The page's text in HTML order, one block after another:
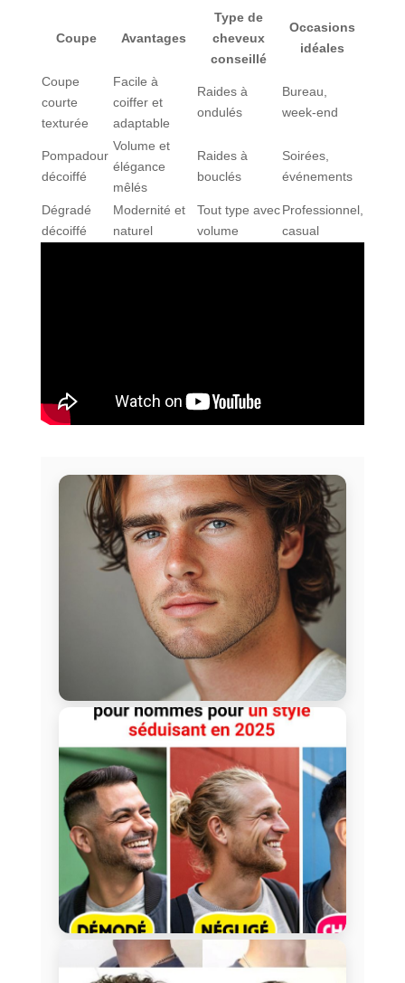
Coupe Avantages
Type de
cheveux
conseillé
Occasions
idéales
Coupe
courte
texturée
Facile à
coiffer et
adaptable
Raides à
ondulés
Bureau,
week-end
Pompadour
décoiffé
Volume et
élégance
mêlés
Raides à
bouclés
Soirées,
événements
Dégradé
décoiffé
Modernité et
naturel
Tout type avec
volume
Professionnel,
casual